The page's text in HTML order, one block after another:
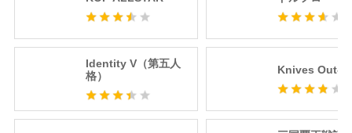
Identity V（第五人
格）
Knives Out-